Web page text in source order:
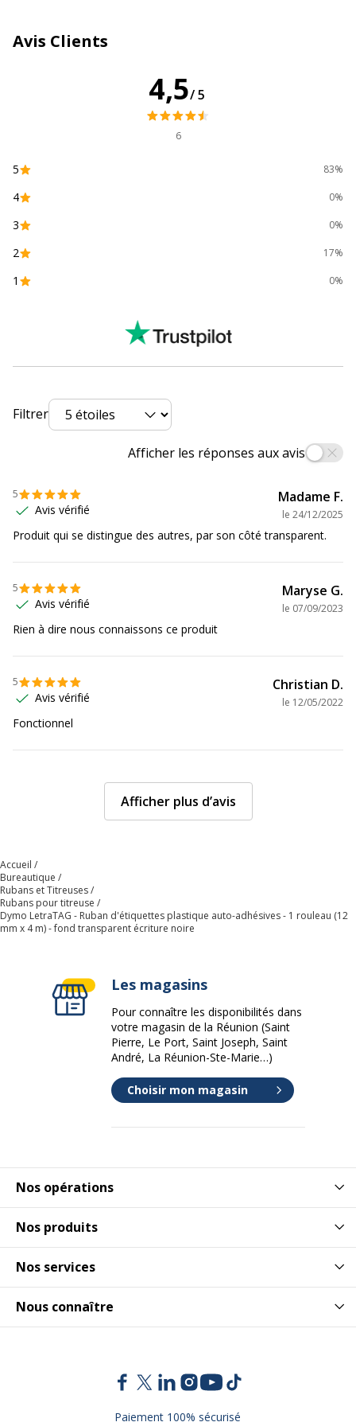
LT-100T
Caractéristiques générales
Caractéristiques générales
Catégorie d'accessoire
Catégorie de couleur
Nombre de support
Quantité incluse
Cartes, étiquettes et
autocollants
Code barre maitre
Référence produit fabricant
Caractéristiques environnementales
Caractéristiques environnementales
Impact environnemental
Données logistiques
Quantité emballée
Avis Clients
4,5/5
6
5 83%
4 0%
3 0%
2 17%
1 0%
Filtrer
Afficher les réponses aux avis
5
Avis vérifié
Madame F.
le 24/12/2025
Produit qui se distingue des autres, par son côté transparent.
5
Avis vérifié
Maryse G.
le 07/09/2023
Rien à dire nous connaissons ce produit
5
Avis vérifié
Christian D.
le 12/05/2022
Fonctionnel
Afficher plus d’avis
Accueil
Bureautique
Rubans et Titreuses
Rubans pour titreuse
Dymo LetraTAG - Ruban d'étiquettes plastique auto-adhésives - 1 rouleau (12
mm x 4 m) - fond transparent écriture noire
Nos opérations
Nos produits
Nos services
Nous connaître
Les magasins
Pour connaître les disponibilités dans
votre magasin de la Réunion (Saint
Pierre, Le Port, Saint Joseph, Saint
André, La Réunion-Ste-Marie…)
Choisir mon magasin
Paiement 100% sécurisé